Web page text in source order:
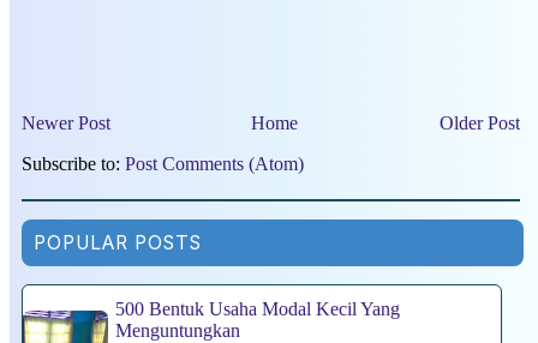
Newer Post Older Post
Home
Subscribe to: Post Comments (Atom)
POPULAR POSTS
500 Bentuk Usaha Modal Kecil Yang
Menguntungkan